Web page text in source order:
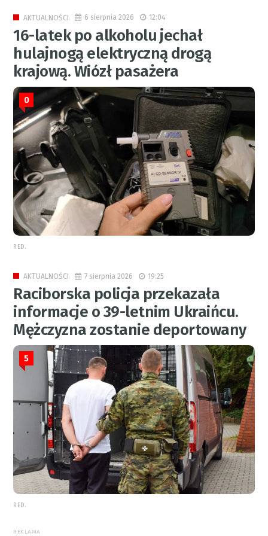
AKTUALNOŚCI 6 sierpnia 2026 12:04
16-latek po alkoholu jechał
hulajnogą elektryczną drogą
krajową. Wiózł pasażera
0
RED.
AKTUALNOŚCI 7 sierpnia 2026 19:25
Raciborska policja przekazała
informacje o 39-letnim Ukraińcu.
Mężczyzna zostanie deportowany
5
RED.
REKLAMA